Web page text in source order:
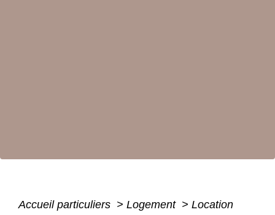
Accueil particuliers > Logement > Location